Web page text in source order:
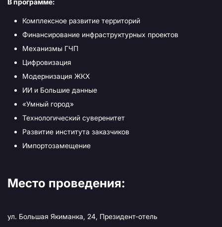
В программе:
Комплексное развитие территорий
Финансирование инфраструктурных проектов
Механизмы ГЧП
Цифровизация
Модернизация ЖКХ
ИИ и Большие данные
«Умный город»
Технологический суверенитет
Развитие института заказчиков
Импортозамещение
Место проведения:
ул. Большая Якиманка, 24, Президент-отель